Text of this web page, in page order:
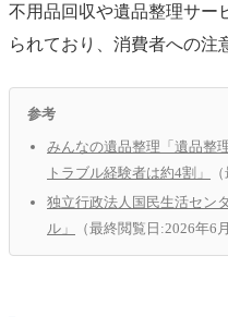
不用品回収や遺品整理サー
られており、消費者への注
参考
みんなの遺品整理「遺品整
トラブル経験者は約4割」
独立行政法人国民生活セン
ル」
（最終閲覧日:2026年6